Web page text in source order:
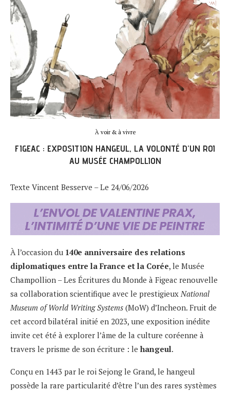
À voir & à vivre
FIGEAC : EXPOSITION HANGEUL, LA VOLONTÉ D’UN ROI
AU MUSÉE CHAMPOLLION
Texte Vincent Besserve – Le 24/06/2026
À l’occasion du 140e anniversaire des relations
diplomatiques entre la France et la Corée, le Musée
Champollion – Les Écritures du Monde à Figeac renouvelle
sa collaboration scientifique avec le prestigieuxNational
Museum of World Writing Systems (MoW) d’Incheon. Fruit de
cet accord bilatéral initié en 2023, une exposition inédite
invite cet été à explorer l’âme de la culture coréenne à
travers le prisme de son écriture : le hangeul.
Conçu en 1443 par le roi Sejong le Grand, le hangeul
possède la rare particularité d’être l’un des rares systèmes